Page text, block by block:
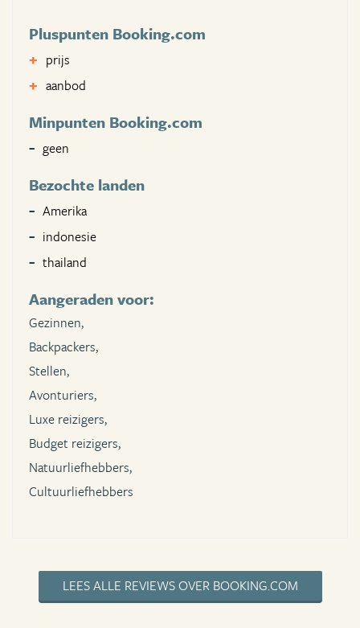
Pluspunten Booking.com
prijs
aanbod
Minpunten Booking.com
geen
Bezochte landen
Amerika
indonesie
thailand
Aangeraden voor:
Gezinnen,
Backpackers,
Stellen,
Avonturiers,
Luxe reizigers,
Budget reizigers,
Natuurliefhebbers,
Cultuurliefhebbers
LEES ALLE REVIEWS OVER BOOKING.COM